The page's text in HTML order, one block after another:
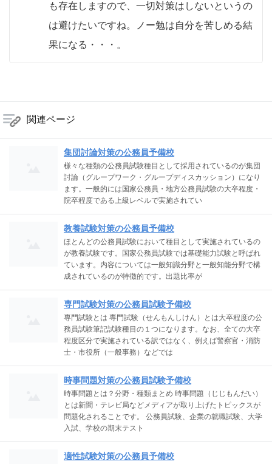
も存在しますので、一切対策はしないというの
は避けたいですね。ノー勉は自分を苦しめる結
果になる・・・。
関連ページ
集団討論対策の公務員予備校
様々な種類の公務員試験種目として採用されているのが集団
討論（グループワーク・グループディスカッション）になり
ます。一般的には国家公務員・地方公務員試験の大卒程度・
院卒程度である上級レベルで実施されてい
教養試験対策の公務員予備校
ほとんどの公務員試験において種目として実施されているの
が教養試験です。国家公務員試験では基礎能力試験と呼ばれ
ています。内容については一般知識分野と一般知能分野で構
成されているのが特徴的です。出題比率が
専門試験対策の公務員試験予備校
専門試験とは 専門試験（せんもんしけん）とは大卒程度の公
務員試験筆記試験種目の１つになります。なお、全ての大卒
程度区分で実施されている訳ではなく、例えば警察官・消防
士・市役所（一般事務）などでは
時事問題対策の公務員試験予備校
時事問題とは？分野・種類まとめ 時事問題（じじもんだい）
とは新聞・テレビ局などメディアが取り上げたトピックスが
問題化されることです。 公務員試験、企業の就職試験、大学
入試、学校の期末テスト
適性試験対策の公務員予備校